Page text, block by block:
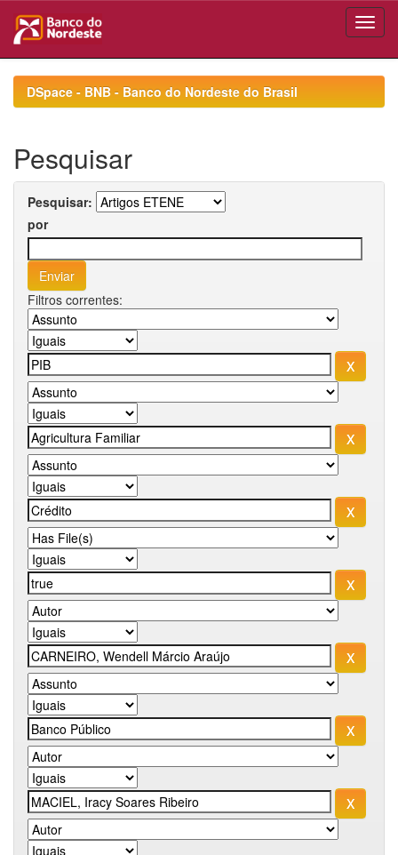
navigationDSpace - BNB - Banco do Nordeste do Brasil
Pesquisar
Pesquisar:
por
Filtros correntes: